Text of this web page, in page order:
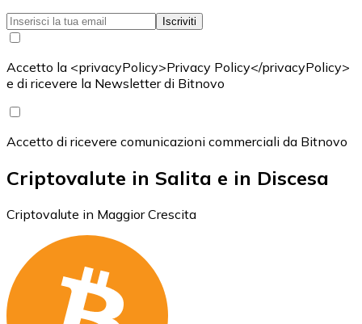
Iscriviti
Accetto la <privacyPolicy>Privacy Policy</privacyPolicy>
e di ricevere la Newsletter di Bitnovo
Accetto di ricevere comunicazioni commerciali da Bitnovo
Criptovalute in Salita e in Discesa
Criptovalute in Maggior Crescita